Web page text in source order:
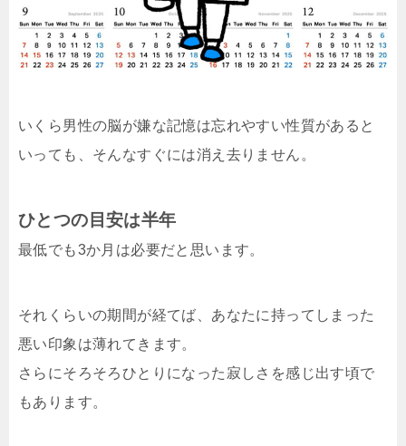
いくら男性の脳が嫌な記憶は忘れやすい性質があると
いっても、そんなすぐには消え去りません。
ひとつの目安は半年
最低でも3か月は必要だと思います。
それくらいの期間が経てば、あなたに持ってしまった
悪い印象は薄れてきます。
さらにそろそろひとりになった寂しさを感じ出す頃で
もあります。